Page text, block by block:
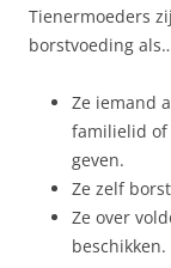
Tienermoeders
borstvoeding
Ze iemand
familielid of
geven.
Ze zelf
Ze over
beschikken.